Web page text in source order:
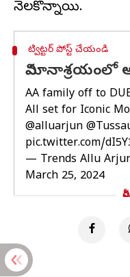
ట్విట్టర్ పోస్ట్ చేయండి
విమానాశ్రయంలో
AA family off to
All set for Iconic
@alluarjun
pic.twitter.com/
— Trends Allu
March 25, 2024